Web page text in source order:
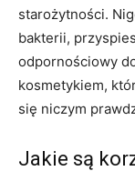
starożytności.
bakterii,
odpornościowy
kosmetykiem,
się niczym
Jakie są